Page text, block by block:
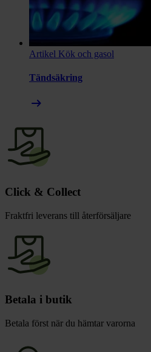
Artikel Kök och gasol
Tändsäkring
arrow_right_alt
Click & Collect
Fraktfri leverans till återförsäljare
Betala i butik
Betala först när du hämtar varorna